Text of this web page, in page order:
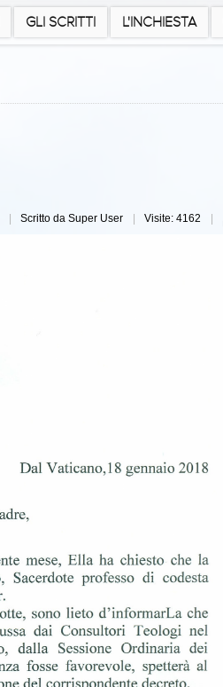
GLI SCRITTI L'INCHIESTA
Scritto da Super User Visite: 4162